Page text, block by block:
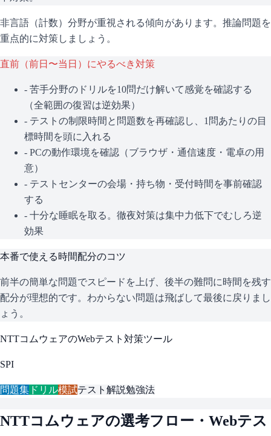
非言語（計数）分野が重視される傾向があります。推論問題を
重点的に対策しましょう。
直前（前日〜当日）にやるべき対策
- 苦手分野のドリルを10問だけ解いて感覚を確認する
（全範囲の復習は逆効果）
- テストの制限時間と問題数を再確認し、1問あたりの目
標時間を頭に入れる
- PCの動作環境を確認（ブラウザ・通信速度・電卓の用
意）
- テストセンターの会場・持ち物・受付時間を事前確認
する
- 十分な睡眠を取る。徹夜対策は集中力低下でむしろ逆
効果
本番で使える時間配分のコツ
前半の簡単な問題でスピードを上げ、後半の難問に時間を残す
配分が理想的です。わからない問題は飛ばして最後に戻りまし
ょう。
NTTコムウェアのWebテスト対策ツール
SPI
問題集 ドリル模試テスト解説勉強法
NTTコムウェアの選考フロー・Webテス